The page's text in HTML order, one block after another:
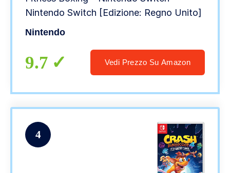
Nintendo Switch [Edizione: Regno Unito]
Nintendo
9.7 Vedi Prezzo Su Amazon
4